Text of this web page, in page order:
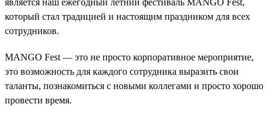
является наш ежегодный летний фестиваль MANGO Fest,
который стал традицией и настоящим праздником для всех
сотрудников.
MANGO Fest — это не просто корпоративное мероприятие,
это возможность для каждого сотрудника выразить свои
таланты, познакомиться с новыми коллегами и просто хорошо
провести время.